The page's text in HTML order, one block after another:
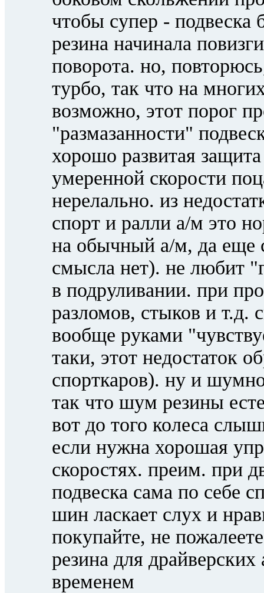
чтобы супер - подвеска
резина начинала
поворота. но,
турбо, так что на
возможно, этот порог
"размазанности"
хорошо развитая
умеренной скорости
нерелально. из
спорт и ралли а/м это
на обычный а/м, да еще
смысла нет). не любит
в подруливании. при
разломов, стыков и т.д.
вообще руками
таки, этот недостаток
спорткаров). ну и
так что шум резины
вот до того колеса
если нужна хорошая
скоростях. преим. при
подвеска сама по себе
шин ласкает слух и
покупайте, не
резина для
временем